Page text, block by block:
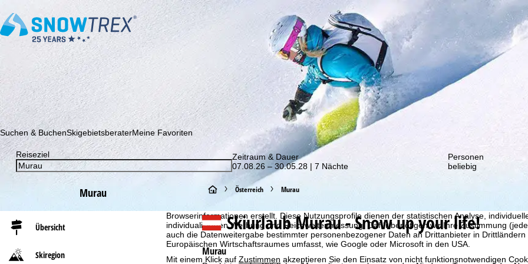
Für ein optimales Webangebot erheben wir mit Hilfe von Cookies Nutzungsinformationen, die wir,
Browserinformationen erstellt. Diese Nutzungsprofile dienen der statistischen Analyse,
individualisierten Werbung und Reichweitenmessung. Dafür benötigen wir Ihre Zustimmung
auch die Datenweitergabe bestimmter personenbezogener Daten an Drittanbieter in
Europäischen Wirtschaftsraumes umfasst, wie Google oder Microsoft in den USA.
Mit einem Klick auf Zustimmen akzeptieren Sie den Einsatz von nicht funktionsnotwendigen
Abonnieren Sie unseren Newsletter und erfahren Sie als Erster von unseren Rabatt-Aktionen!
Suchen & BuchenSkigebietsberaterMeine Favoriten
Reiseziel
Zeitraum & Dauer
07.08.26 – 30.05.28 | 7 Nächte
Personen
beliebig
Murau
Übersicht
Skiregion
S
t
a
r
Österreich Murau
SkiurlaubMurau - Snow up your life!
Murau